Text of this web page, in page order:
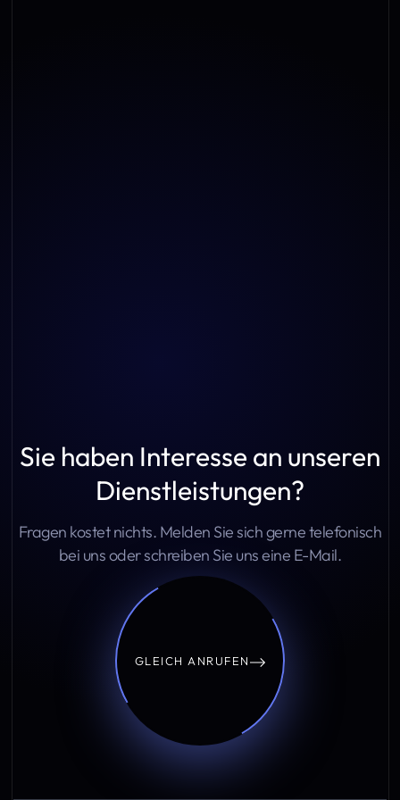
Sie haben Interesse an unseren
Dienstleistungen?
Fragen kostet nichts. Melden Sie sich gerne telefonisch
bei uns oder schreiben Sie uns eine E-Mail.
GLEICH ANRUFEN